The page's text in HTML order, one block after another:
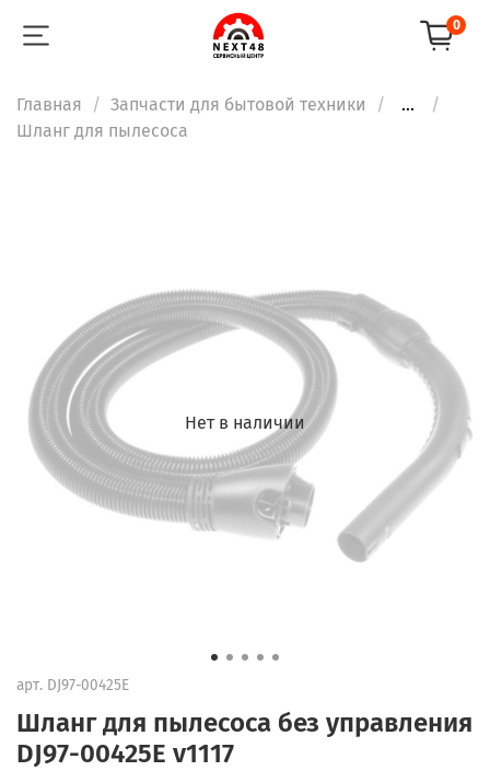
0
Главная Запчасти для бытовой техники
...
Шланг для пылесоса
Нет в наличии
арт. DJ97-00425E
Шланг для пылесоса без управления
DJ97-00425E v1117